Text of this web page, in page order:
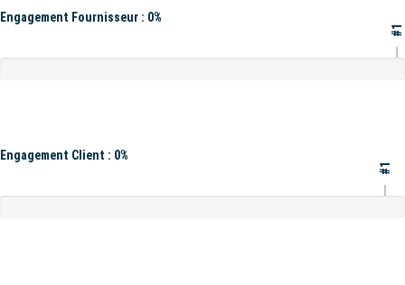
Engagement Fournisseur : 0%
#1
Engagement Client : 0%
#1